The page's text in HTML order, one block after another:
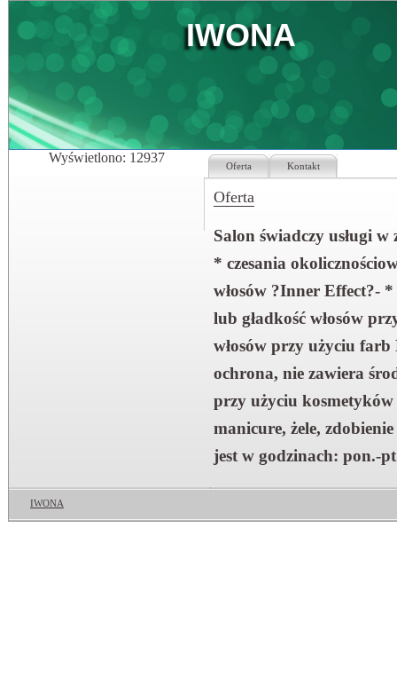
IWONA
Wyświetlono: 12937
Oferta Kontakt
Oferta
Salon świadczy usługi
* czesania
włosów ?Inner Effect?-
lub gładkość włosów
włosów przy użyciu
ochrona, nie zawiera
przy użyciu
manicure, żele,
jest w godzinach: pon.-
IWONA